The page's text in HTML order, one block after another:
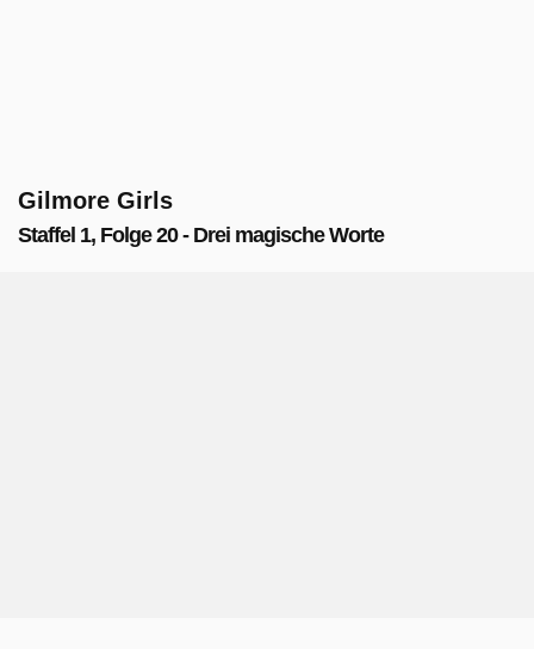
Gilmore Girls
Staffel 1, Folge 20 - Drei magische Worte